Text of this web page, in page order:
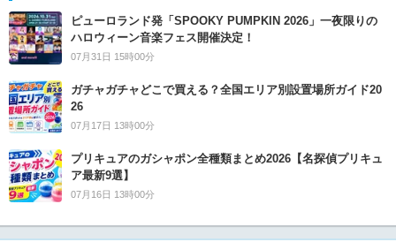
ピューロランド発「SPOOKY PUMPKIN 2026」一夜限りの
ハロウィーン音楽フェス開催決定！
07月31日 15時00分
ガチャガチャどこで買える？全国エリア別設置場所ガイド20
26
07月17日 13時00分
プリキュアのガシャポン全種類まとめ2026【名探偵プリキュ
ア最新9選】
07月16日 13時00分